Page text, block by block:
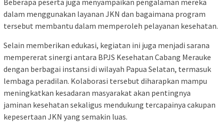
dalam menggunakan layanan JKN dan bagaimana program
tersebut membantu dalam memperoleh pelayanan kesehatan.
Selain memberikan edukasi, kegiatan ini juga menjadi sarana
mempererat sinergi antara BPJS Kesehatan Cabang Merauke
dengan berbagai instansi di wilayah Papua Selatan, termasuk
lembaga peradilan. Kolaborasi tersebut diharapkan mampu
meningkatkan kesadaran masyarakat akan pentingnya
jaminan kesehatan sekaligus mendukung tercapainya cakupan
kepesertaan JKN yang semakin luas.